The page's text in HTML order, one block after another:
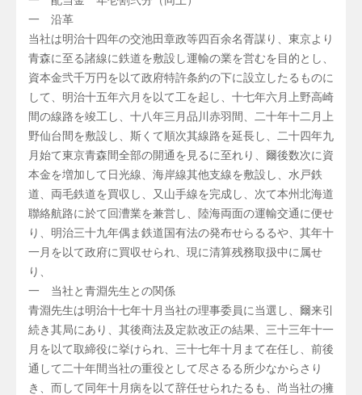
一 沿革
当社は明治十四年の交池田章政等四百余名胥謀り、東京より
青森に至る諸線に鉄道を敷設し運輸の業を営むを目的とし、
資本金弐千万円を以て政府特許条約の下に設立したるものに
して、明治十五年六月を以て工を起し、十七年六月上野高崎
間の線路を竣工し、十八年三月品川赤羽間、二十年十二月上
野仙台間を敷設し、斯くて順次其線路を延長し、二十四年九
月始て東京青森間全部の開通を見るに至れり、爾後数次に資
本金を増加して日光線、海岸線其他支線を敷設し、水戸鉄
道、両毛鉄道を買収し、又山手線を完成し、次て本州北海道
聯絡航路に於て回漕業を兼営し、陸海両面の運輸交通に便せ
り、明治三十九年偶ま鉄道国有法の発布せらるるや、其年十
一月を以て政府に買収せられ、現に清算残務取扱中に属せ
り、
一 当社と青淵先生との関係
青淵先生は明治十七年十月当社の理事委員に当選し、爾来引
続き其局にあり、其後商法及定款改正の結果、三十三年十一
月を以て取締役に挙けられ、三十七年十月まて在任し、前後
通して二十年間当社の重役として尽さるる所少なからさり
き、而して同年十月病を以て辞任せられたるも、尚当社の擁